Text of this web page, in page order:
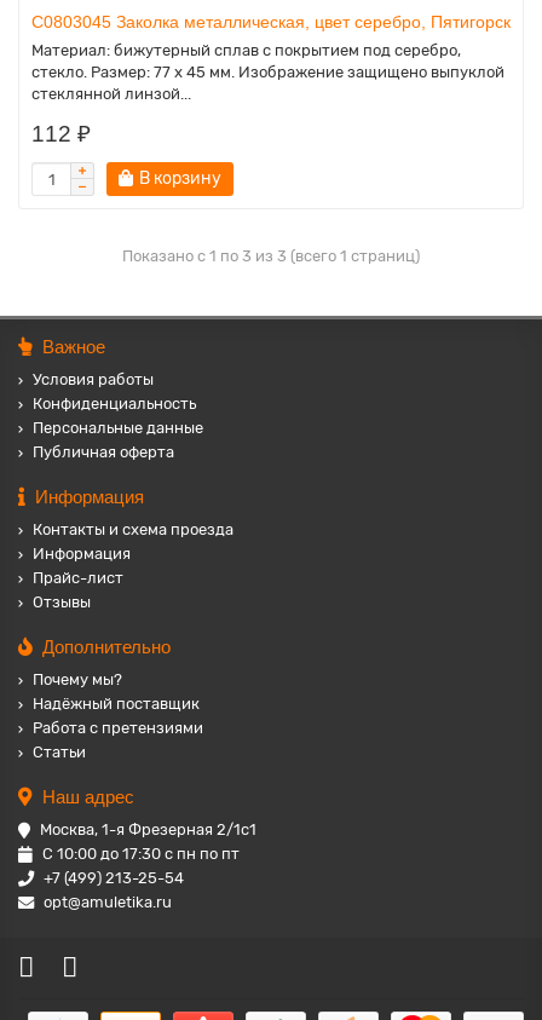
C0803045 Заколка металлическая, цвет серебро, Пятигорск
Материал: бижутерный сплав с покрытием под серебро,
стекло. Размер: 77 x 45 мм. Изображение защищено выпуклой
стеклянной линзой...
112 ₽
В корзину
Показано с 1 по 3 из 3 (всего 1 страниц)
Важное
Условия работы
Конфиденциальность
Персональные данные
Публичная оферта
Информация
Контакты и схема проезда
Информация
Прайс-лист
Отзывы
Дополнительно
Почему мы?
Надёжный поставщик
Работа с претензиями
Статьи
Наш адрес
Москва, 1-я Фрезерная 2/1с1
С 10:00 до 17:30 с пн по пт
+7 (499) 213-25-54
opt@amuletika.ru